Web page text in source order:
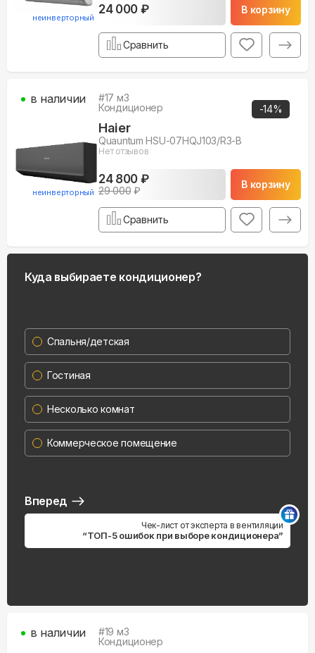
неинверторный
24 000 ₽ В корзину
Сравнить
-14%
неинверторный
#17 м3
Кондиционер
Haier
Quauntum HSU-07HQJ103/R3-B
Нет отзывов
24 800 ₽
29 000₽
В корзину
в наличии
Сравнить
#19 м3
Кондиционер
в наличии
Куда выбираете кондиционер?
Спальня/детская
Гостиная
Несколько комнат
Коммерческое помещение
Вперед
Чек-лист от эксперта в вентиляции
“ТОП-5 ошибок при выборе кондиционера”